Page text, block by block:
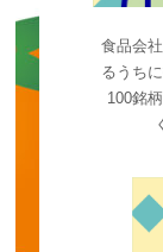
食品会
るうち
100銘